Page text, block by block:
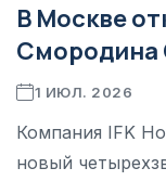
В Москве
Смородина
1 ИЮЛ. 2026
Компания IFK
новый